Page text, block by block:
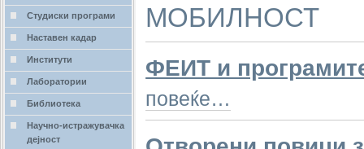
МОБИЛНОСТ
ФЕИТ и
повеќе…
Студиски програми
Наставен кадар
Институти
Лаборатории
Библиотека
Научно-истражувачка
дејност